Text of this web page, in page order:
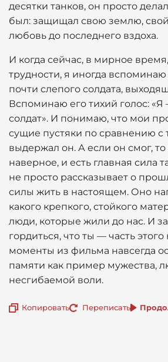
десятки танков, он просто
был: защищал свою землю,
любовь до последнего вздоха.
И когда сейчас, в мирное
трудности, я иногда вспоминаю
почти слепого солдата,
Вспоминаю его тихий голос: «Я
солдат». И понимаю, что мои
сущие пустяки по сравнению с
выдержал он. А если он смог, то
наверное, и есть главная сила
не просто рассказывает о
силы жить в настоящем. Оно
какого крепкого, стойкого
люди, которые жили до нас. И
гордиться, что ты — часть этого
моменты из фильма навсегда
памяти как пример мужества,
несгибаемой воли.
Копировать Переписать